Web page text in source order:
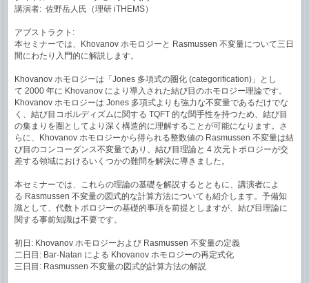
講演者: 佐野岳人氏（理研 iTHEMS）
アブストラクト:
本セミナーでは、Khovanov ホモロジーと Rasmussen 不変量について三日
間にわたり入門的に解説します。
Khovanov ホモロジーは「Jones 多項式の圏化 (categorification)」とし
て 2000 年に Khovanov により導入された結び目のホモロジー理論です。
Khovanov ホモロジーは Jones 多項式よりも強力な不変量であるだけでな
く、結び目コボルディズムに関する TQFT 的な関手性を持つため、結び目
の集まりを圏としてより深く構造的に理解することが可能になります。さ
らに、Khovanov ホモロジーから得られる整数値の Rasmussen 不変量は結
び目のコンコーダンス不変量であり、結び目理論と 4 次元トポロジーが交
差する領域におけるいくつかの難問を解決に導きました。
本セミナーでは、これらの理論の基礎を解説するとともに、講演者によ
る Rasmussen 不変量の図式的な計算方法についても紹介します。予備知
識として、代数トポロジーの基礎的事項を前提としますが、結び目理論に
関する事前知識は不要です。
初日: Khovanov ホモロジーおよび Rasmussen 不変量の定義
二日目: Bar-Natan による Khovanov ホモロジーの再定式化
三日目: Rasmussen 不変量の図式的計算方法の解説